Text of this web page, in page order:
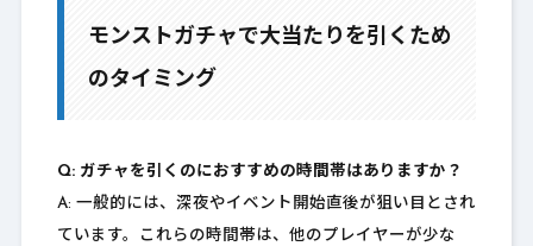
モンストガチャで大当たりを引くため
のタイミング
Q: ガチャを引くのにおすすめの時間帯はありますか？
A: 一般的には、深夜やイベント開始直後が狙い目とされ
ています。これらの時間帯は、他のプレイヤーが少な